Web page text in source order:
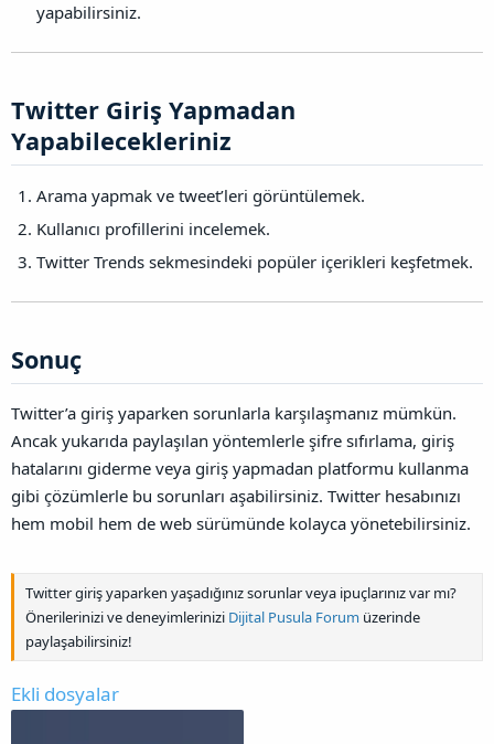
yapabilirsiniz.
Twitter Giriş Yapmadan
Yapabilecekleriniz​
Arama yapmak ve tweet’leri görüntülemek.
Kullanıcı profillerini incelemek.
Twitter Trends sekmesindeki popüler içerikleri keşfetmek.
Sonuç​
Twitter’a giriş yaparken sorunlarla karşılaşmanız mümkün.
Ancak yukarıda paylaşılan yöntemlerle şifre sıfırlama, giriş
hatalarını giderme veya giriş yapmadan platformu kullanma
gibi çözümlerle bu sorunları aşabilirsiniz. Twitter hesabınızı
hem mobil hem de web sürümünde kolayca yönetebilirsiniz.
Twitter giriş yaparken yaşadığınız sorunlar veya ipuçlarınız var mı?
Önerilerinizi ve deneyimlerinizi Dijital Pusula Forum üzerinde
paylaşabilirsiniz!
Ekli dosyalar